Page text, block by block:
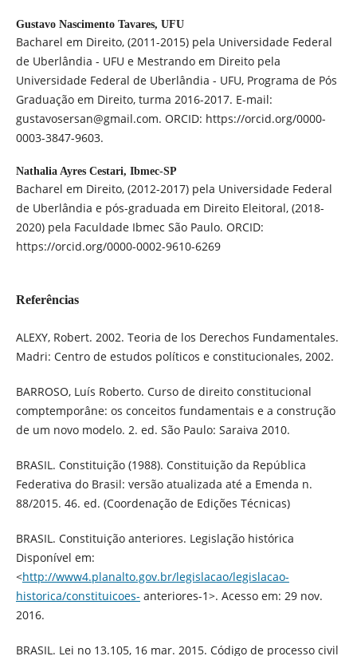
Gustavo Nascimento Tavares, UFU
Bacharel em Direito, (2011-2015) pela Universidade Federal
de Uberlândia - UFU e Mestrando em Direito pela
Universidade Federal de Uberlândia - UFU, Programa de Pós
Graduação em Direito, turma 2016-2017. E-mail:
gustavosersan@gmail.com. ORCID: https://orcid.org/0000-
0003-3847-9603.
Nathalia Ayres Cestari, Ibmec-SP
Bacharel em Direito, (2012-2017) pela Universidade Federal
de Uberlândia e pós-graduada em Direito Eleitoral, (2018-
2020) pela Faculdade Ibmec São Paulo. ORCID:
https://orcid.org/0000-0002-9610-6269
Referências
ALEXY, Robert. 2002. Teoria de los Derechos Fundamentales.
Madri: Centro de estudos políticos e constitucionales, 2002.
BARROSO, Luís Roberto. Curso de direito constitucional
comptemporâne: os conceitos fundamentais e a construção
de um novo modelo. 2. ed. São Paulo: Saraiva 2010.
BRASIL. Constituição (1988). Constituição da República
Federativa do Brasil: versão atualizada até a Emenda n.
88/2015. 46. ed. (Coordenação de Edições Técnicas)
BRASIL. Constituição anteriores. Legislação histórica
Disponível em:
<http://www4.planalto.gov.br/legislacao/legislacao-
historica/constituicoes- anteriores-1>. Acesso em: 29 nov.
2016.
BRASIL. Lei no 13.105, 16 mar. 2015. Código de processo civil